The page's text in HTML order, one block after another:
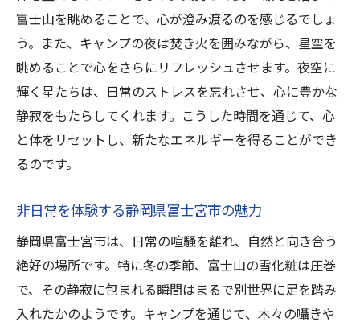
富士山を眺めることで、心が澄み渡るのを感じるでしょ
う。また、キャンプの夜は焚き火を囲みながら、星空を
眺めることで心をさらにリフレッシュさせます。夜空に
輝く星たちは、日常のストレスを忘れさせ、心に豊かな
静寂をもたらしてくれます。こうした時間を通じて、心
と体をリセットし、新たなエネルギーを得ることができ
るのです。
非日常を体験する静岡県富士宮市の魅力
静岡県富士宮市は、日常の喧騒を離れ、自然と向き合う
絶好の場所です。特に冬の季節、富士山の雪化粧は圧巻
で、その静寂に包まれる瞬間はまるで別世界に足を踏み
入れたかのようです。キャンプを通じて、木々の囁きや